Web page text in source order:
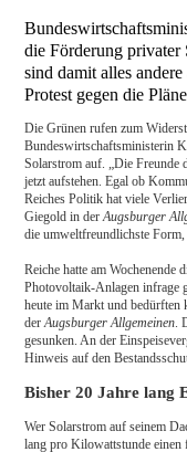
die Förderung privater
sind damit alles
Protest gegen die
Die Grünen rufen zum
Bundeswirtschaftsministerin
Solarstrom auf. „Die Freunde
jetzt aufstehen. Egal ob
Reiches Politik hat viele
Giegold in derAugsburger
die umweltfreundlichste Form,
Reiche hatte am
Photovoltaik-Anlagen infrage
heute im Markt und
derAugsburger Allgemeinen.
gesunken. An der
Hinweis auf den
Bisher 20 Jahre lang
Wer Solarstrom auf seinem
lang pro Kilowattstunde einen